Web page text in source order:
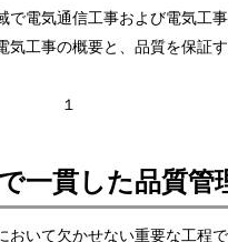
電気通信工事および電気工事
工事の概要と、品質を保証
一貫した品質管
いて欠かせない重要な工程で